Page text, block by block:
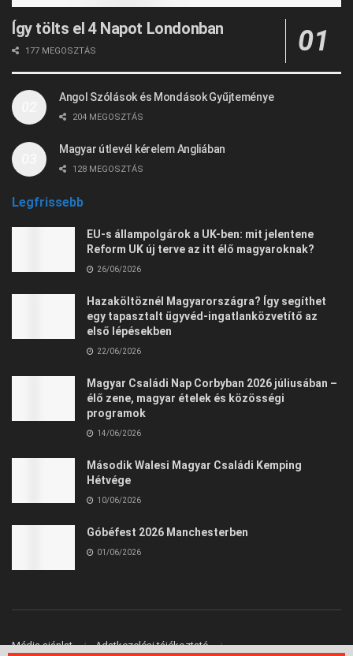
Így tölts el 4 Napot Londonban
177 MEGOSZTÁS
Angol Szólások és Mondások Gyűjteménye
204 MEGOSZTÁS
Magyar útlevél kérelem Angliában
128 MEGOSZTÁS
Legfrissebb
EU-s állampolgárok a UK-ben: mit jelentene
Reform UK új terve az itt élő magyaroknak?
26/06/2026
Hazaköltöznél Magyarországra? Így segíthet
egy tapasztalt ügyvéd-ingatlanközvetítő az
első lépésekben
22/06/2026
Magyar Családi Nap Corbyban 2026 júliusában –
élő zene, magyar ételek és közösségi
programok
14/06/2026
Második Walesi Magyar Családi Kemping
Hétvége
10/06/2026
Góbéfest 2026 Manchesterben
01/06/2026
Média ajánlat Adatkezelési tájékoztató